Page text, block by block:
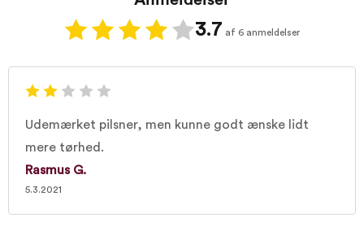
3.7 af 6 anmeldelser
Udemærket pilsner, men kunne godt ænske lidt
mere tørhed.
Rasmus G.
5.3.2021